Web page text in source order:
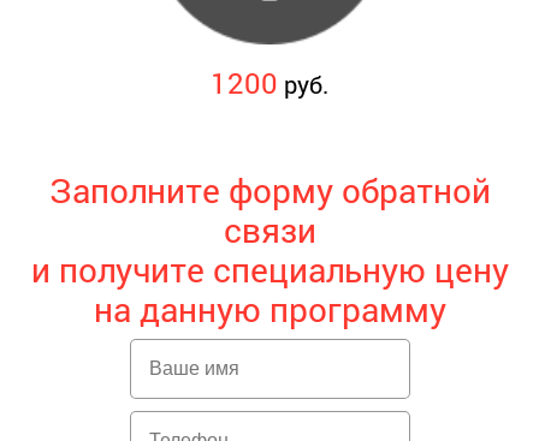
1200 руб.
Заполните форму обратной
связи
и получите специальную цену
на данную программу